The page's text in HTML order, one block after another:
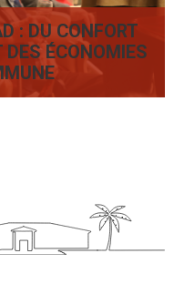
: DU CONFORT
DES ÉCONOMIES